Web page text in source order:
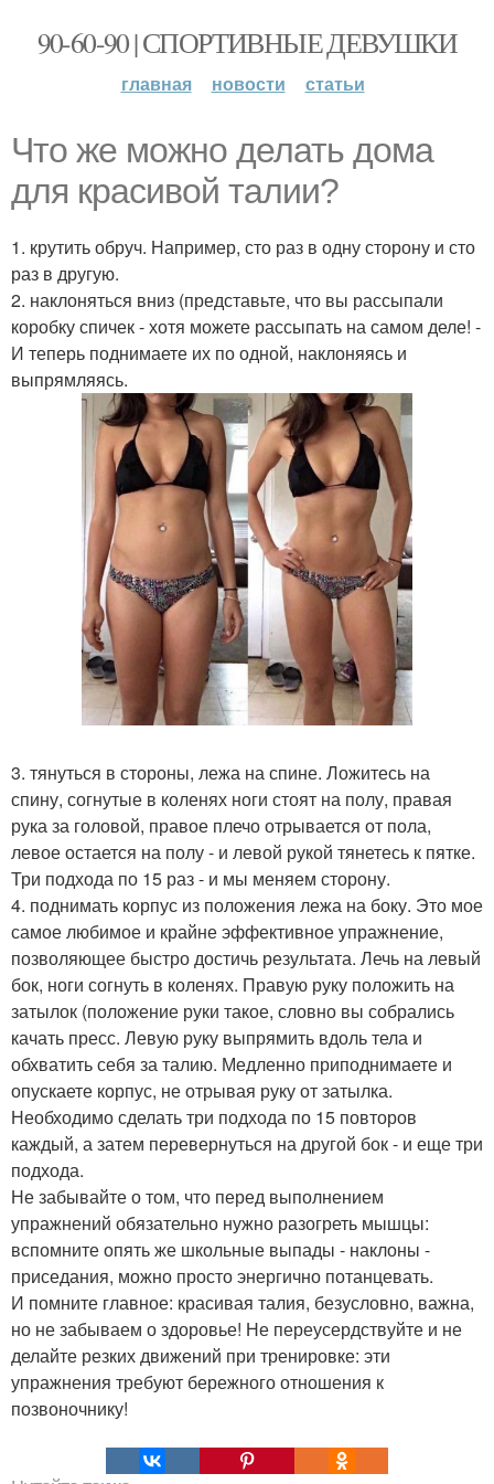
90-60-90 | СПОРТИВНЫЕ ДЕВУШКИ
главная новости статьи
Что же можно делать дома
для красивой талии?
1. крутить обруч. Например, сто раз в одну сторону и сто
раз в другую.
2. наклоняться вниз (представьте, что вы рассыпали
коробку спичек - хотя можете рассыпать на самом деле! -
И теперь поднимаете их по одной, наклоняясь и
выпрямляясь.
3. тянуться в стороны, лежа на спине. Ложитесь на
спину, согнутые в коленях ноги стоят на полу, правая
рука за головой, правое плечо отрывается от пола,
левое остается на полу - и левой рукой тянетесь к пятке.
Три подхода по 15 раз - и мы меняем сторону.
4. поднимать корпус из положения лежа на боку. Это мое
самое любимое и крайне эффективное упражнение,
позволяющее быстро достичь результата. Лечь на левый
бок, ноги согнуть в коленях. Правую руку положить на
затылок (положение руки такое, словно вы собрались
качать пресс. Левую руку выпрямить вдоль тела и
обхватить себя за талию. Медленно приподнимаете и
опускаете корпус, не отрывая руку от затылка.
Необходимо сделать три подхода по 15 повторов
каждый, а затем перевернуться на другой бок - и еще три
подхода.
Не забывайте о том, что перед выполнением
упражнений обязательно нужно разогреть мышцы:
вспомните опять же школьные выпады - наклоны -
приседания, можно просто энергично потанцевать.
И помните главное: красивая талия, безусловно, важна,
но не забываем о здоровье! Не переусердствуйте и не
делайте резких движений при тренировке: эти
упражнения требуют бережного отношения к
позвоночнику!